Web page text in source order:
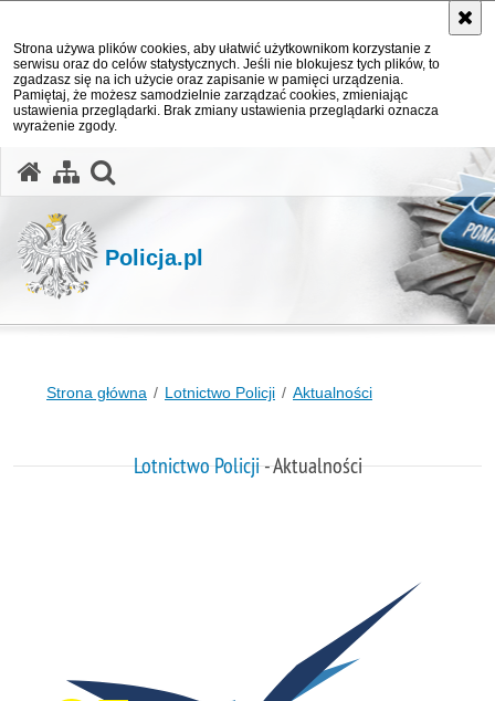
Strona używa plików cookies, aby ułatwić użytkownikom korzystanie z
serwisu oraz do celów statystycznych. Jeśli nie blokujesz tych plików, to
zgadzasz się na ich użycie oraz zapisanie w pamięci urządzenia.
Pamiętaj, że możesz samodzielnie zarządzać cookies, zmieniając
ustawienia przeglądarki. Brak zmiany ustawienia przeglądarki oznacza
wyrażenie zgody.
Policja.pl
Strona główna Lotnictwo Policji Aktualności
Lotnictwo Policji- Aktualności